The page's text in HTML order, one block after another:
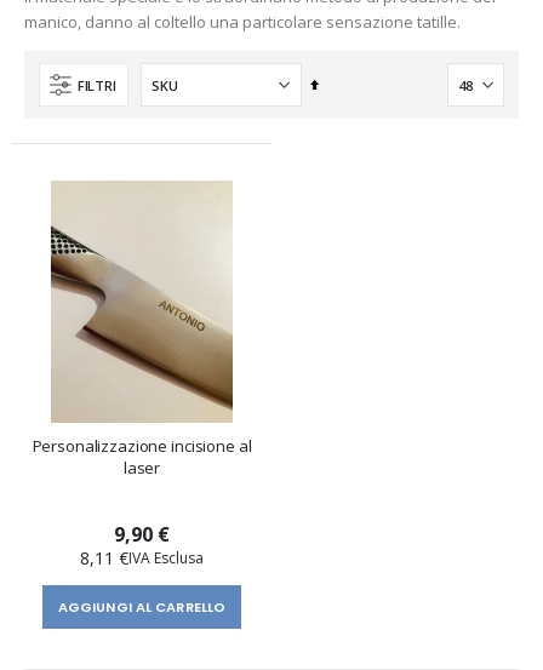
manico, danno al coltello una particolare sensazione tatille.
FILTRI
Imposta
Personalizzazione incisione al
laser
9,90 €
8,11 €
AGGIUNGI AL CARRELLO